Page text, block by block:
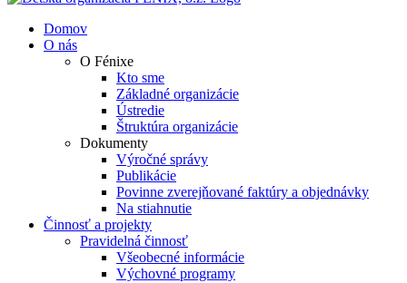
Domov
O nás
O Fénixe
Kto sme
Základné organizácie
Ústredie
Štruktúra organizácie
Dokumenty
Výročné správy
Publikácie
Povinne zverejňované faktúry a objednávky
Na stiahnutie
Činnosť a projekty
Pravidelná činnosť
Všeobecné informácie
Výchovné programy